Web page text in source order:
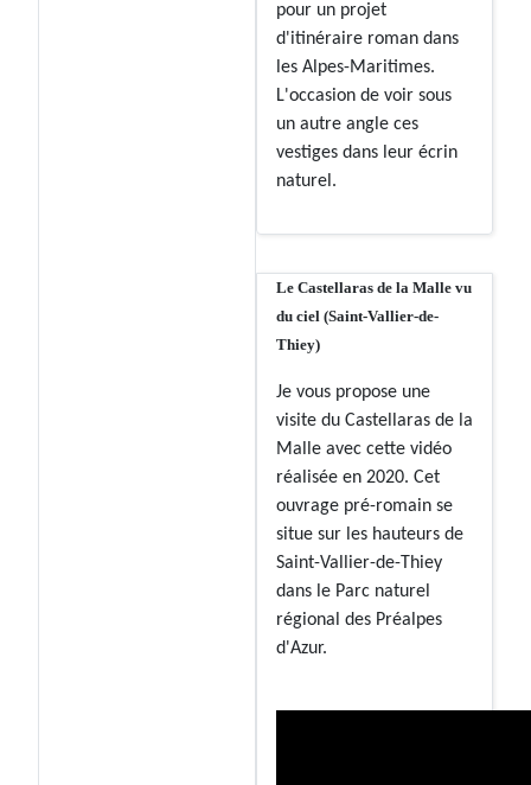
pour un projet
d'itinéraire roman dans
les Alpes-Maritimes.
L'occasion de voir sous
un autre angle ces
vestiges dans leur écrin
naturel.
Le Castellaras de la Malle vu
du ciel (Saint-Vallier-de-
Thiey)
Je vous propose une
visite du Castellaras de la
Malle avec cette vidéo
réalisée en 2020. Cet
ouvrage pré-romain se
situe sur les hauteurs de
Saint-Vallier-de-Thiey
dans le Parc naturel
régional des Préalpes
d'Azur.